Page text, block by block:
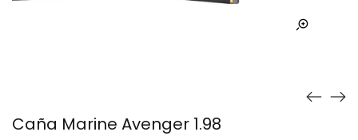
Caña Marine Avenger 1.98